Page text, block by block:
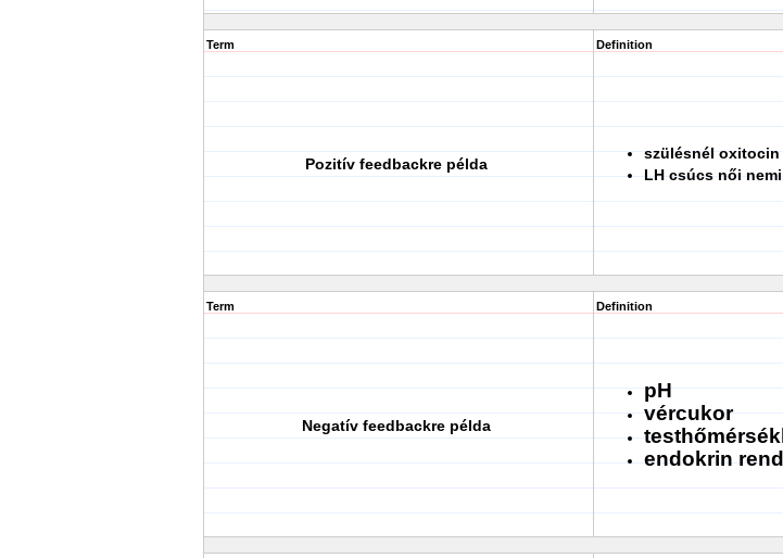
Term
Pozitív feedbackre példa
Definition
szülésnél oxitocin
LH csúcs női
Term
Negatív feedbackre példa
Definition
pH
vércukor
endokrin